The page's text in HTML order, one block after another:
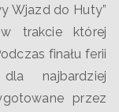
Wjazd do Huty”
trakcie której
finału ferii
najbardziej
przez